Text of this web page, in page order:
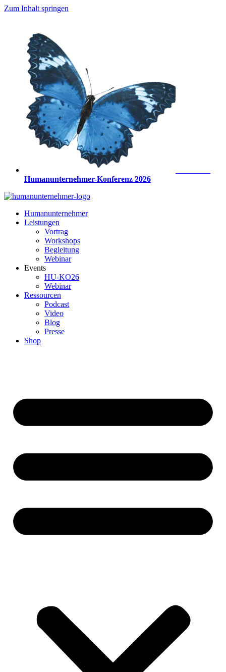
Zum Inhalt springen
Humanunternehmer-Konferenz 2026
Humanunternehmer
Leistungen
Vortrag
Workshops
Begleitung
Webinar
Events
HU-KO26
Webinar
Ressourcen
Podcast
Video
Blog
Presse
Shop